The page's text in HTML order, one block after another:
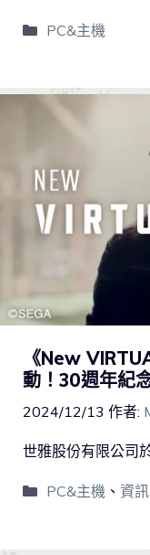
PC&主機
《New
動！30週年紀
2024/12/13 作者:
世雅股份有限公司
PC&主機 、 資訊